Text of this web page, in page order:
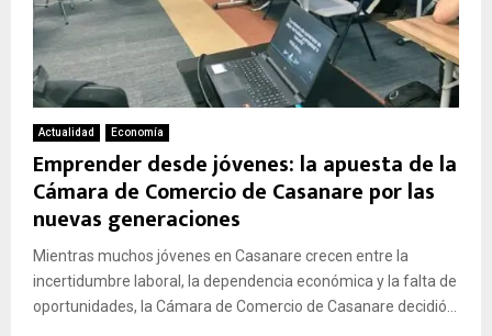
Actualidad Economía
Emprender desde jóvenes: la apuesta de la
Cámara de Comercio de Casanare por las
nuevas generaciones
Mientras muchos jóvenes en Casanare crecen entre la
incertidumbre laboral, la dependencia económica y la falta de
oportunidades, la Cámara de Comercio de Casanare decidió...